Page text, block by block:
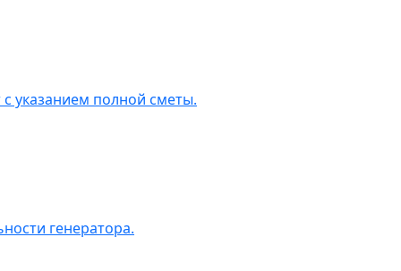
указанием полной сметы.
генератора.